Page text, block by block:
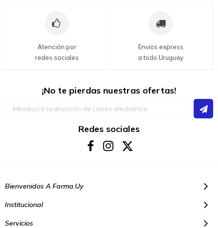
Atención por
redes sociales
Envíos express
a todo Uruguay
¡No te pierdas nuestras ofertas!
Redes sociales
Bienvenidos A Farma.uy
Institucional
Servicios